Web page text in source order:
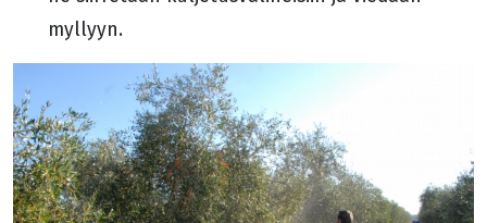
myllyyn.